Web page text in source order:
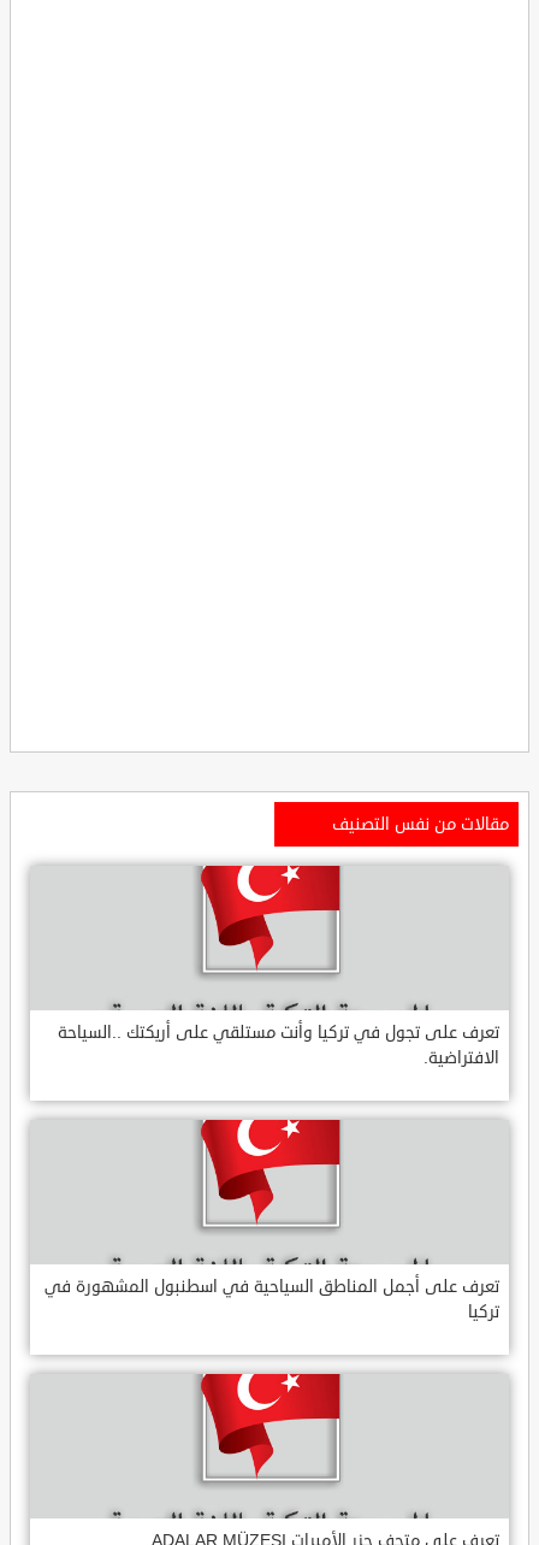
مقالات من نفس التصنيف
تعرف على تجول في تركيا وأنت مستلقي على أريكتك ..السياحة
الافتراضية.
تعرف على أجمل المناطق السياحية في اسطنبول المشهورة في
تركيا